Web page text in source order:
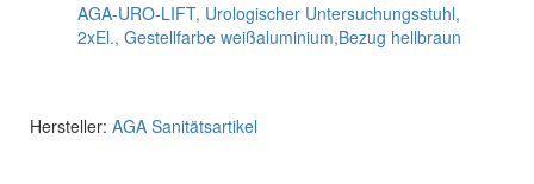
AGA-URO-LIFT, Urologischer Untersuchungsstuhl,
2xEl., Gestellfarbe weißaluminium,Bezug hellbraun
Hersteller: AGA Sanitätsartikel